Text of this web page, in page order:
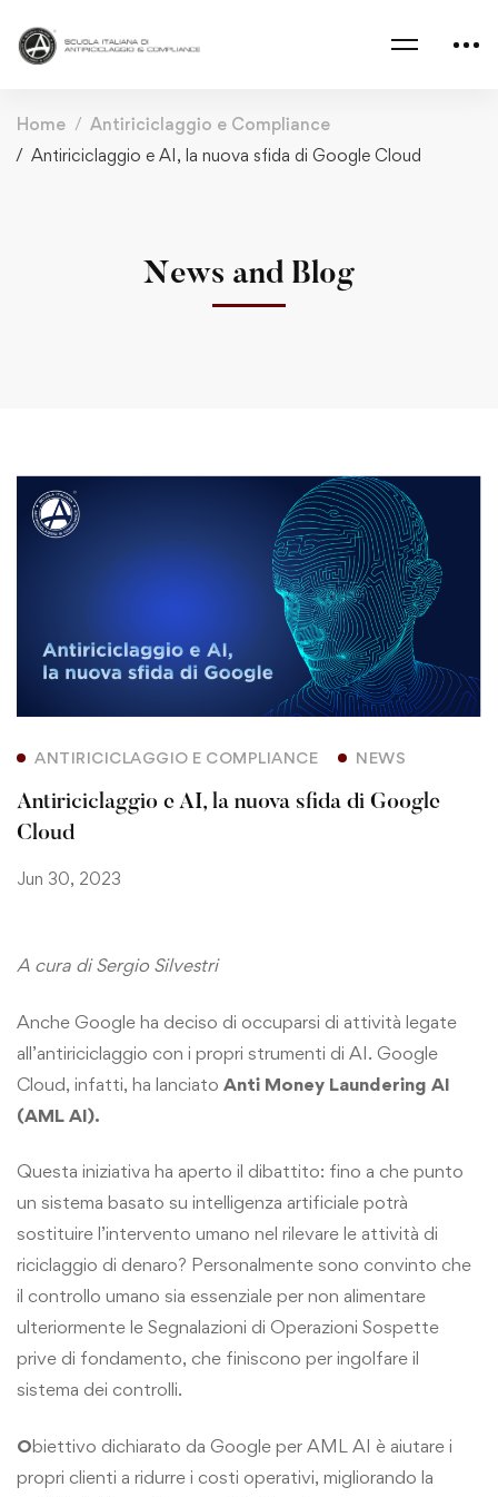
Home
Antiriciclaggio e Compliance
Antiriciclaggio e AI, la nuova sfida di Google Cloud
News and Blog
ANTIRICICLAGGIO E COMPLIANCE NEWS
Antiriciclaggio e AI, la nuova sfida di Google
Cloud
Jun 30, 2023
A cura di Sergio Silvestri
Anche Google ha deciso di occuparsi di attività legate
all’antiriciclaggio con i propri strumenti di AI. Google
Cloud, infatti, ha lanciato Anti Money Laundering AI
(AML AI).
Questa iniziativa ha aperto il dibattito: fino a che punto
un sistema basato su intelligenza artificiale potrà
sostituire l’intervento umano nel rilevare le attività di
riciclaggio di denaro? Personalmente sono convinto che
il controllo umano sia essenziale per non alimentare
ulteriormente le Segnalazioni di Operazioni Sospette
prive di fondamento, che finiscono per ingolfare il
sistema dei controlli.
Obiettivo dichiarato da Google per AML AI è aiutare i
propri clienti a ridurre i costi operativi, migliorando la